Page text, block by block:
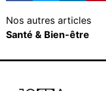
Nos autres articles
Santé & Bien-être